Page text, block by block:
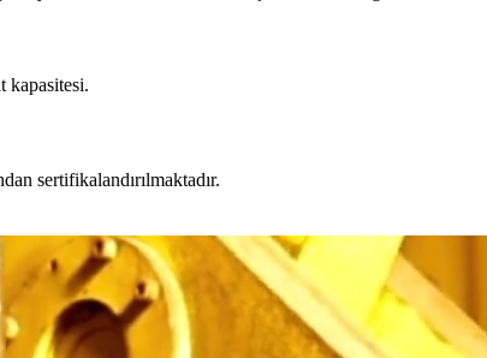
kapasitesi.
sertifikalandırılmaktadır.